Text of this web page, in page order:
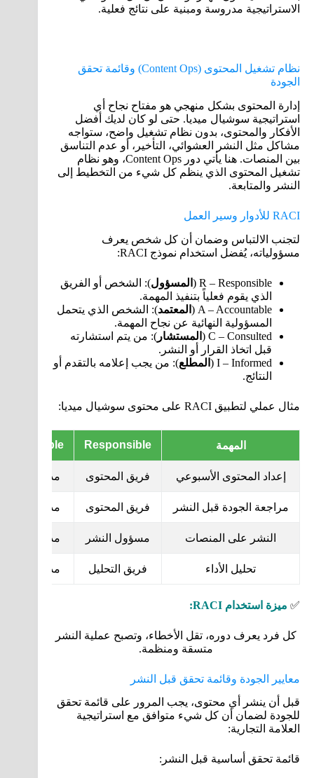
الاستراتيجية مدروسة ومبنية على نتائج فعلية.
نظام تشغيل المحتوى (Content Ops) وقائمة تحقق
الجودة
إدارة المحتوى بشكل منهجي هو مفتاح نجاح أي
استراتيجية سوشيال ميديا. حتى لو كان لديك أفضل
الأفكار والمحتوى، بدون نظام تشغيل واضح، ستواجه
مشاكل مثل النشر العشوائي، التأخير، أو عدم التناسق
بين المنصات. هنا يأتي دور Content Ops، وهو نظام
تشغيل المحتوى الذي ينظم كل شيء من التخطيط إلى
النشر والمتابعة.
RACI للأدوار وسير العمل
لتجنب الالتباس وضمان أن كل شخص يعرف
مسؤولياته، يُفضل استخدام نموذج RACI:
R – Responsible ( المسؤول): الشخص أو الفريق
الذي يقوم فعلياً بتنفيذ المهمة.
A – Accountable (
المعتمد): الشخص الذي يتحمل
المسؤولية النهائية عن نجاح المهمة.
C – Consulted (
المستشار ): من يتم استشارته
قبل اتخاذ القرار أو النشر.
I – Informed (
المطلع): من يجب إعلامه بالتقدم أو
النتائج.
مثال عملي لتطبيق RACI على محتوى سوشيال ميديا:
المهمة Responsible
إعداد المحتوى الأسبوعي فريق المحتوى مدير
مراجعة الجودة قبل النشر فريق المحتوى مدير
النشر على المنصات مسؤول النشر مدير
تحليل الأداء فريق التحليل مدير
✅ ميزة استخدام RACI:
كل فرد يعرف دوره، تقل الأخطاء، وتصبح عملية النشر
متسقة ومنظمة.
معايير الجودة وقائمة تحقق قبل النشر
قبل أن ينشر أي محتوى، يجب المرور على قائمة تحقق
للجودة لضمان أن كل شيء متوافق مع استراتيجية
العلامة التجارية:
قائمة تحقق أساسية قبل النشر: